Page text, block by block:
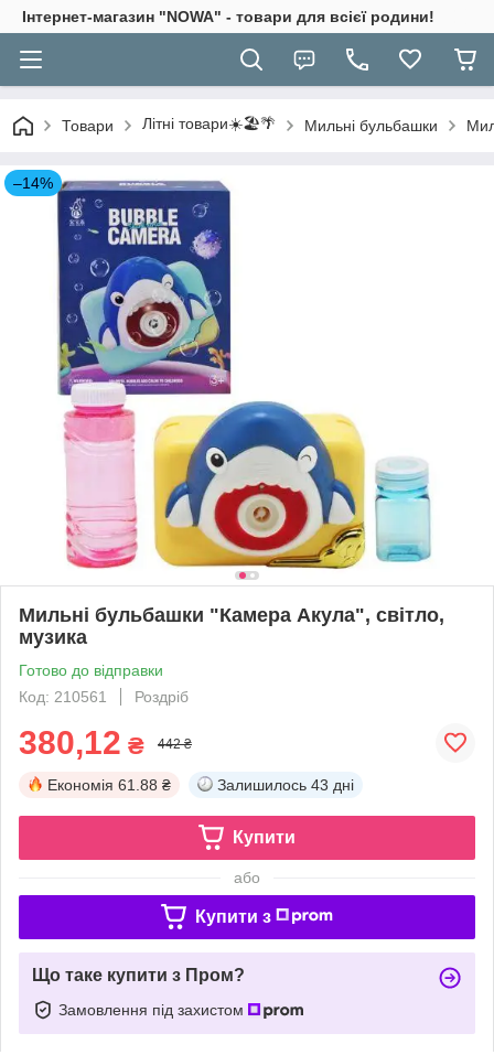
Інтернет-магазин "NOWA" - товари для всієї родини!
Товари Літні товари☀️🏖️🌴 Мильні бульбашки
–14%
Мильні бульбашки "Камера Акула", світло,
музика
Готово до відправки
Код: 210561
Роздріб
380,12 ₴ 442 ₴
Економія 61.88 ₴ Залишилось 43 дні
Купити
або
Купити з
Що таке купити з Пром?
Замовлення під захистом